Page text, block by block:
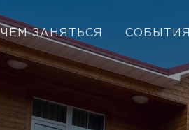
ЧЕМ ЗАНЯТЬСЯ СОБЫТИЯ